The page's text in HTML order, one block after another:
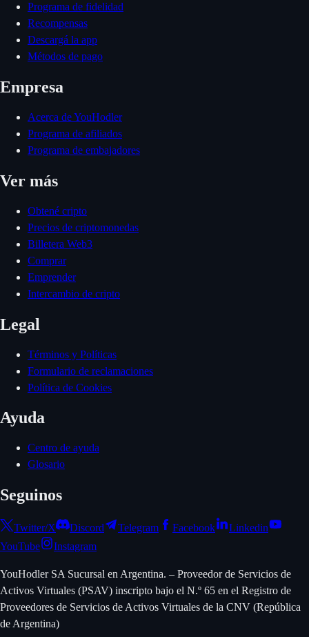
Programa de fidelidad
Recompensas
Descargá la app
Métodos de pago
Empresa
Acerca de YouHodler
Programa de afiliados
Programa de embajadores
Ver más
Obtené cripto
Precios de criptomonedas
Billetera Web3
Comprar
Emprender
Intercambio de cripto
Legal
Términos y Políticas
Formulario de reclamaciones
Política de Cookies
Ayuda
Centro de ayuda
Glosario
Seguinos
Twitter/X Discord Telegram Facebook
Linkedin
YouTube
Instagram
YouHodler SA Sucursal en Argentina. – Proveedor de Servicios de
Activos Virtuales (PSAV) inscripto bajo el N.º 65 en el Registro de
Proveedores de Servicios de Activos Virtuales de la CNV (República
de Argentina)